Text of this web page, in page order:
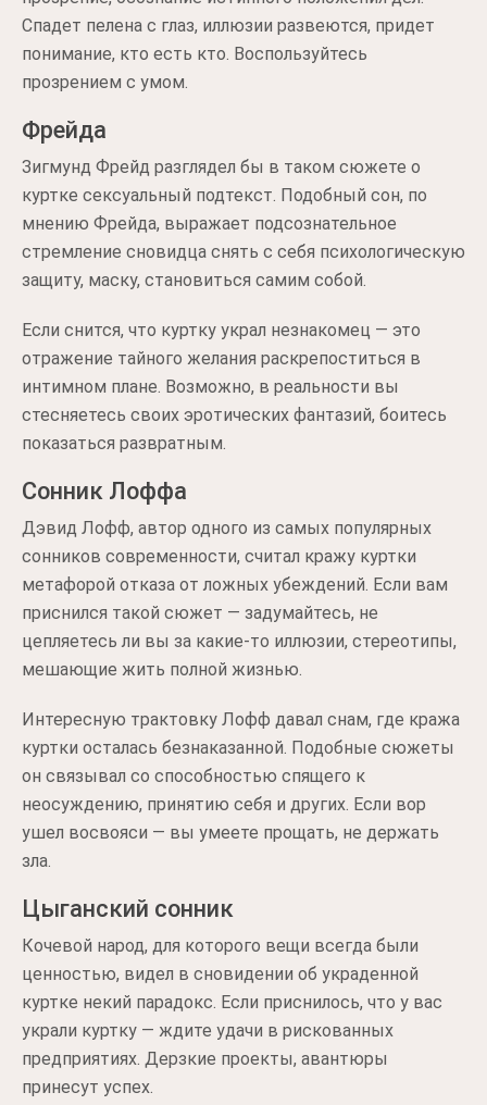
Спадет пелена с глаз, иллюзии развеются, придет
понимание, кто есть кто. Воспользуйтесь
прозрением с умом.
Фрейда
Зигмунд Фрейд разглядел бы в таком сюжете о
куртке сексуальный подтекст. Подобный сон, по
мнению Фрейда, выражает подсознательное
стремление сновидца снять с себя психологическую
защиту, маску, становиться самим собой.
Если снится, что куртку украл незнакомец — это
отражение тайного желания раскрепоститься в
интимном плане. Возможно, в реальности вы
стесняетесь своих эротических фантазий, боитесь
показаться развратным.
Сонник Лоффа
Дэвид Лофф, автор одного из самых популярных
сонников современности, считал кражу куртки
метафорой отказа от ложных убеждений. Если вам
приснился такой сюжет — задумайтесь, не
цепляетесь ли вы за какие-то иллюзии, стереотипы,
мешающие жить полной жизнью.
Интересную трактовку Лофф давал снам, где кража
куртки осталась безнаказанной. Подобные сюжеты
он связывал со способностью спящего к
неосуждению, принятию себя и других. Если вор
ушел восвояси — вы умеете прощать, не держать
зла.
Цыганский сонник
Кочевой народ, для которого вещи всегда были
ценностью, видел в сновидении об украденной
куртке некий парадокс. Если приснилось, что у вас
украли куртку — ждите удачи в рискованных
предприятиях. Дерзкие проекты, авантюры
принесут успех.